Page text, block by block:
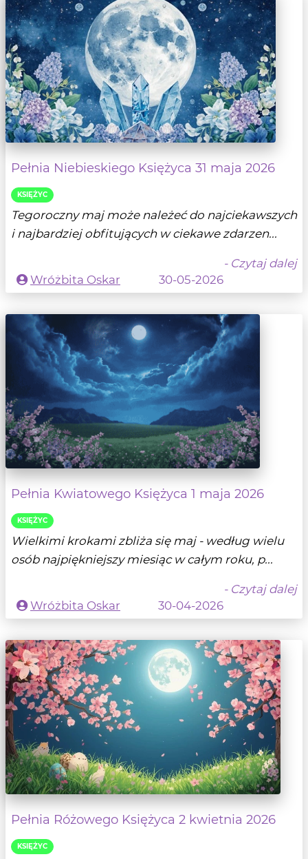
Pełnia Niebieskiego Księżyca 31 maja 2026
KSIĘŻYC
Tegoroczny maj może należeć do najciekawszych
i najbardziej obfitujących w ciekawe zdarzen...
- Czytaj dalej
Wróżbita Oskar
30-05-2026
Pełnia Kwiatowego Księżyca 1 maja 2026
KSIĘŻYC
Wielkimi krokami zbliża się maj - według wielu
osób najpiękniejszy miesiąc w całym roku, p...
- Czytaj dalej
Wróżbita Oskar
30-04-2026
Pełnia Różowego Księżyca 2 kwietnia 2026
KSIĘŻYC